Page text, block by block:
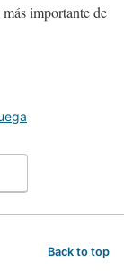
importante de
Back to top